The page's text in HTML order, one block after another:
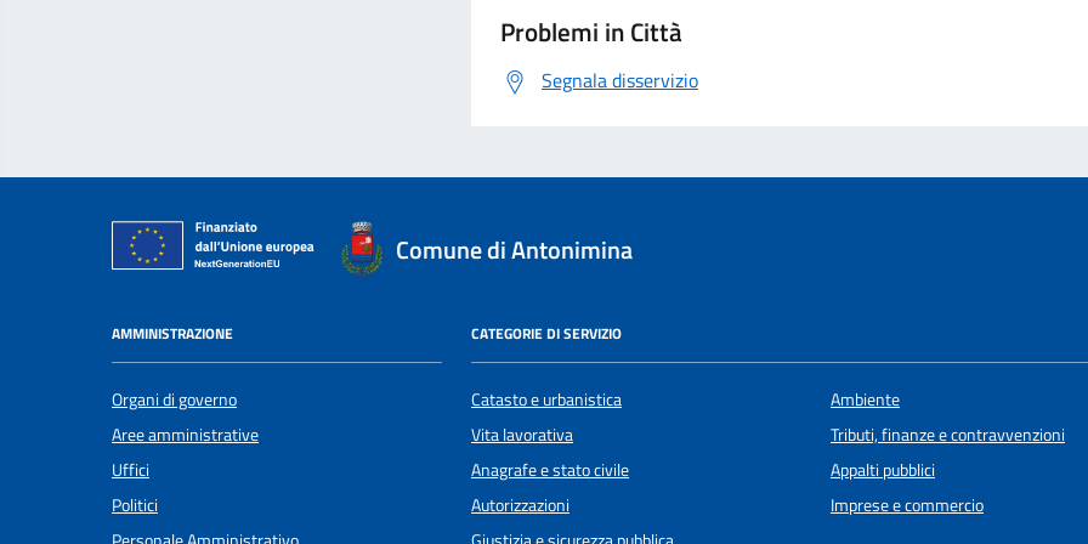
Problemi in Città
Segnala disservizio
Comune di Antonimina
AMMINISTRAZIONE
Organi di governo
Aree amministrative
Uffici
Politici
CATEGORIE DI SERVIZIO
Catasto e urbanistica
Vita lavorativa
Anagrafe e stato civile
Autorizzazioni
Ambiente
Tributi, finanze e contravvenzioni
Appalti pubblici
Imprese e commercio